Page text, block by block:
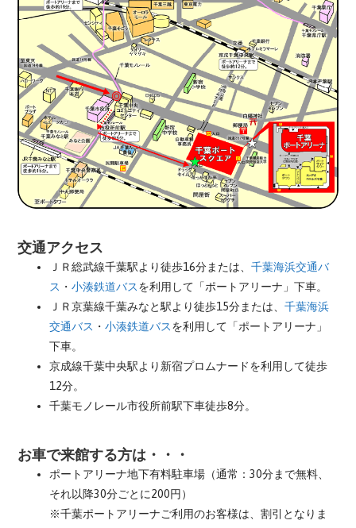
交通アクセス
ＪＲ総武線千葉駅より徒歩16分または、千葉海浜交通バ
ス ・小湊鉄道バスを利用して「ポートアリーナ」下車。
ＪＲ京葉線千葉みなと駅より徒歩15分または、千葉海浜
交通バス ・小湊鉄道バスを利用して「ポートアリーナ」
下車。
京成線千葉中央駅より新宿プロムナードを利用して徒歩
12分。
千葉モノレール市役所前駅下車徒歩8分。
お車で来館する方は・・・
ポートアリーナ地下有料駐車場（通常：30分まで無料、
それ以降30分ごとに200円）
※千葉ポートアリーナご利用のお客様は、割引となりま